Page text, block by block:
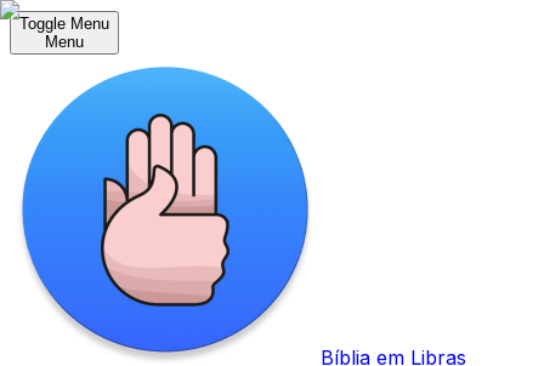
Toggle Menu
Menu
Bíblia em Libras